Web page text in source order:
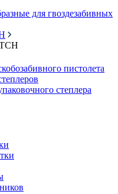
для гвоздезабивных
пистолета
степлера